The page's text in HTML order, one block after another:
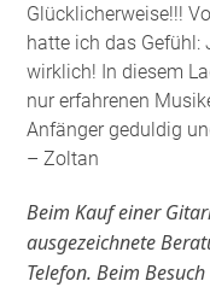
Glücklicherweise!!!
hatte ich das Gefühl:
wirklich! In diesem
nur erfahrenen
Anfänger geduldig
– Zoltan
Beim Kauf einer
ausgezeichnete
Telefon. Beim